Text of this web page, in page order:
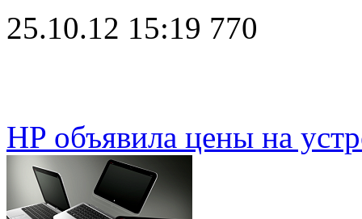
25.10.12 15:19 770
HP объявила цены на